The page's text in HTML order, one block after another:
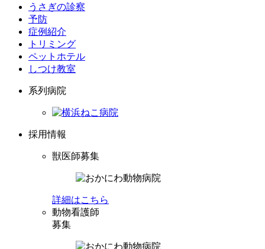
うさぎの診察
予防
症例紹介
トリミング
ペットホテル
しつけ教室
系列病院
採用情報
獣医師募集
詳細はこちら
動物看護師
募集